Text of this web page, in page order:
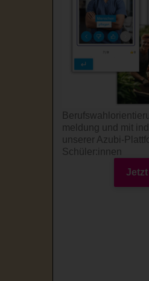
mel­dung und mit
unserer Azubi-
Schüler:innen